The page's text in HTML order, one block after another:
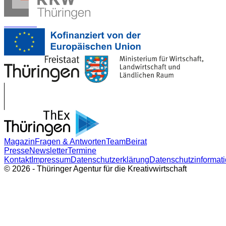
MagazinFragen & AntwortenTeamBeirat
PresseNewsletterTermine
KontaktImpressumDatenschutzerklärung
© 2026 - Thüringer Agentur für die Kreativwirtschaft